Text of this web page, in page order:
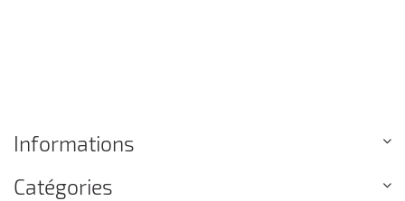
Informations
Catégories